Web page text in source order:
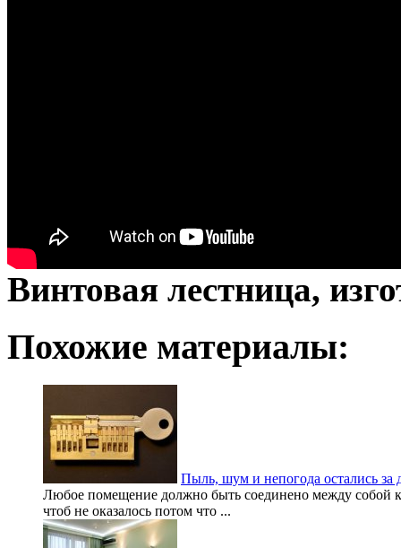
Винтовая лестница,
Похожие материалы:
Пыль, шум и непогода остались за
Любое помещение должно быть соединено между собой
чтоб не оказалось потом что ...